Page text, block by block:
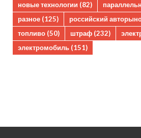
новые технологии (82)
разное (125) российский
топливо (50) штраф (232)
электромобиль (151)